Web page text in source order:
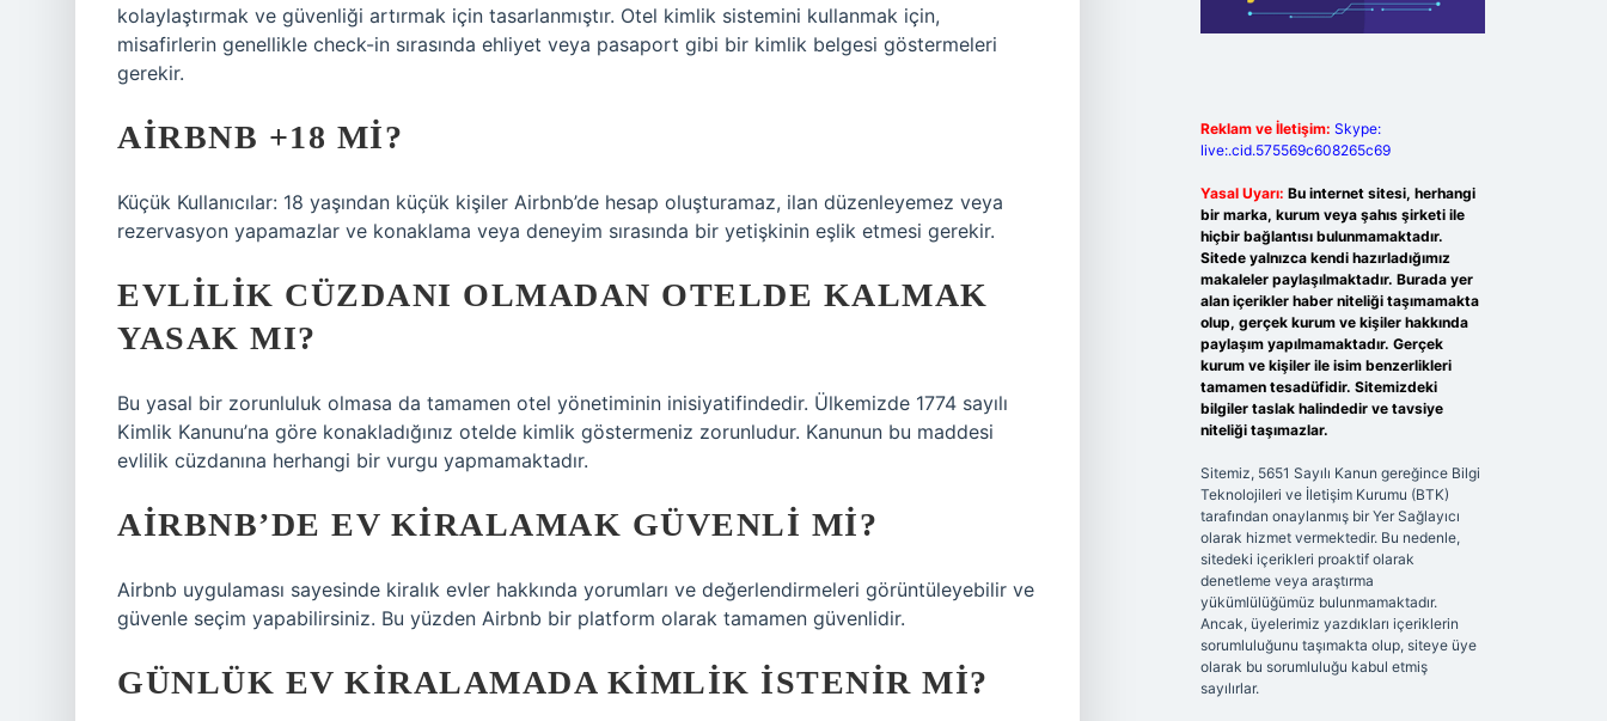
kolaylaştırmak ve güvenliği artırmak için tasarlanmıştır. Otel kimlik sistemini kullanmak için,
misafirlerin genellikle check-in sırasında ehliyet veya pasaport gibi bir kimlik belgesi göstermeleri
gerekir.
AIRBNB +18 MI?
Küçük Kullanıcılar: 18 yaşından küçük kişiler Airbnb’de hesap oluşturamaz, ilan düzenleyemez veya
rezervasyon yapamazlar ve konaklama veya deneyim sırasında bir yetişkinin eşlik etmesi gerekir.
EVLILIK CÜZDANI OLMADAN OTELDE KALMAK
YASAK MI?
Bu yasal bir zorunluluk olmasa da tamamen otel yönetiminin inisiyatifindedir. Ülkemizde 1774 sayılı
Kimlik Kanunu’na göre konakladığınız otelde kimlik göstermeniz zorunludur. Kanunun bu maddesi
evlilik cüzdanına herhangi bir vurgu yapmamaktadır.
AIRBNB’DE EV KIRALAMAK GÜVENLI MI?
Airbnb uygulaması sayesinde kiralık evler hakkında yorumları ve değerlendirmeleri görüntüleyebilir ve
güvenle seçim yapabilirsiniz. Bu yüzden Airbnb bir platform olarak tamamen güvenlidir.
GÜNLÜK EV KIRALAMADA KIMLIK ISTENIR MI?
Reklam ve İletişim: Skype:
live:.cid.575569c608265c69
Yasal Uyarı: Bu internet sitesi, herhangi
bir marka, kurum veya şahıs şirketi ile
hiçbir bağlantısı bulunmamaktadır.
Sitede yalnızca kendi hazırladığımız
makaleler paylaşılmaktadır. Burada yer
alan içerikler haber niteliği taşımamakta
olup, gerçek kurum ve kişiler hakkında
paylaşım yapılmamaktadır. Gerçek
kurum ve kişiler ile isim benzerlikleri
tamamen tesadüfidir. Sitemizdeki
bilgiler taslak halindedir ve tavsiye
niteliği taşımazlar.
Sitemiz, 5651 Sayılı Kanun gereğince Bilgi
Teknolojileri ve İletişim Kurumu (BTK)
tarafından onaylanmış bir Yer Sağlayıcı
olarak hizmet vermektedir. Bu nedenle,
sitedeki içerikleri proaktif olarak
denetleme veya araştırma
yükümlülüğümüz bulunmamaktadır.
Ancak, üyelerimiz yazdıkları içeriklerin
sorumluluğunu taşımakta olup, siteye üye
olarak bu sorumluluğu kabul etmiş
sayılırlar.